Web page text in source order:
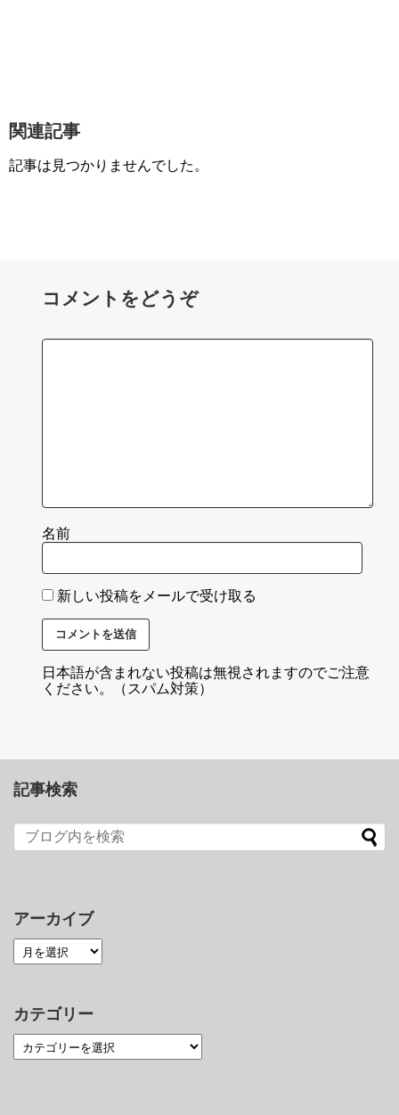
関連記事
記事は見つかりませんでした。
コメントをどうぞ
名前
新しい投稿をメールで受け取る
日本語が含まれない投稿は無視されますのでご注意
ください。（スパム対策）
記事検索
アーカイブ
カテゴリー